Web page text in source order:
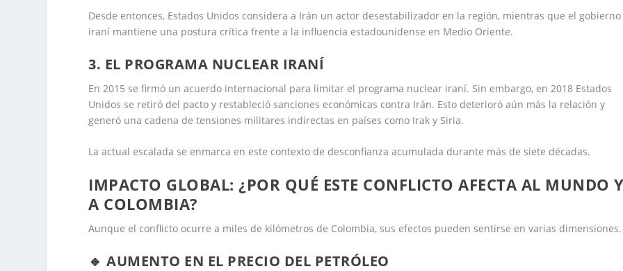
Desde entonces, Estados Unidos considera a Irán un actor desestabilizador en la región, mientras que el gobierno
iraní mantiene una postura crítica frente a la influencia estadounidense en Medio Oriente.
3. EL PROGRAMA NUCLEAR IRANÍ
En 2015 se firmó un acuerdo internacional para limitar el programa nuclear iraní. Sin embargo, en 2018 Estados
Unidos se retiró del pacto y restableció sanciones económicas contra Irán. Esto deterioró aún más la relación y
generó una cadena de tensiones militares indirectas en países como Irak y Siria.
La actual escalada se enmarca en este contexto de desconfianza acumulada durante más de siete décadas.
IMPACTO GLOBAL: ¿POR QUÉ ESTE CONFLICTO AFECTA AL MUNDO
A COLOMBIA?
Aunque el conflicto ocurre a miles de kilómetros de Colombia, sus efectos pueden sentirse en varias dimensiones.
🔹 AUMENTO EN EL PRECIO DEL PETRÓLEO